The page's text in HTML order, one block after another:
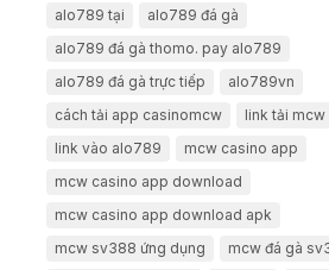
alo789 tại
alo789 đá gà
alo789 đá gà thomo. pay alo789
alo789 đá gà trực tiếp
alo789vn
cách tải app casinomcw
link tải mcw
link vào alo789
mcw casino app
mcw casino app download
mcw casino app download apk
mcw sv388 ứng dụng
mcw đá gà